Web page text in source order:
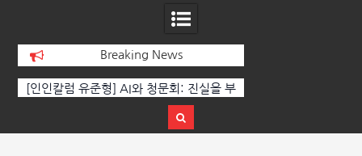
Breaking News
[인인칼럼 유준형] AI와 청문회: 진실을 부
다.
페스티벌’ 성